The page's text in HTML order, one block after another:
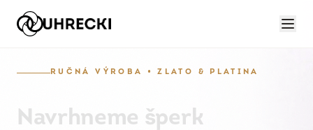
RUČNÁ VÝROBA • ZLATO & PLATINA
Navrhneme šperk